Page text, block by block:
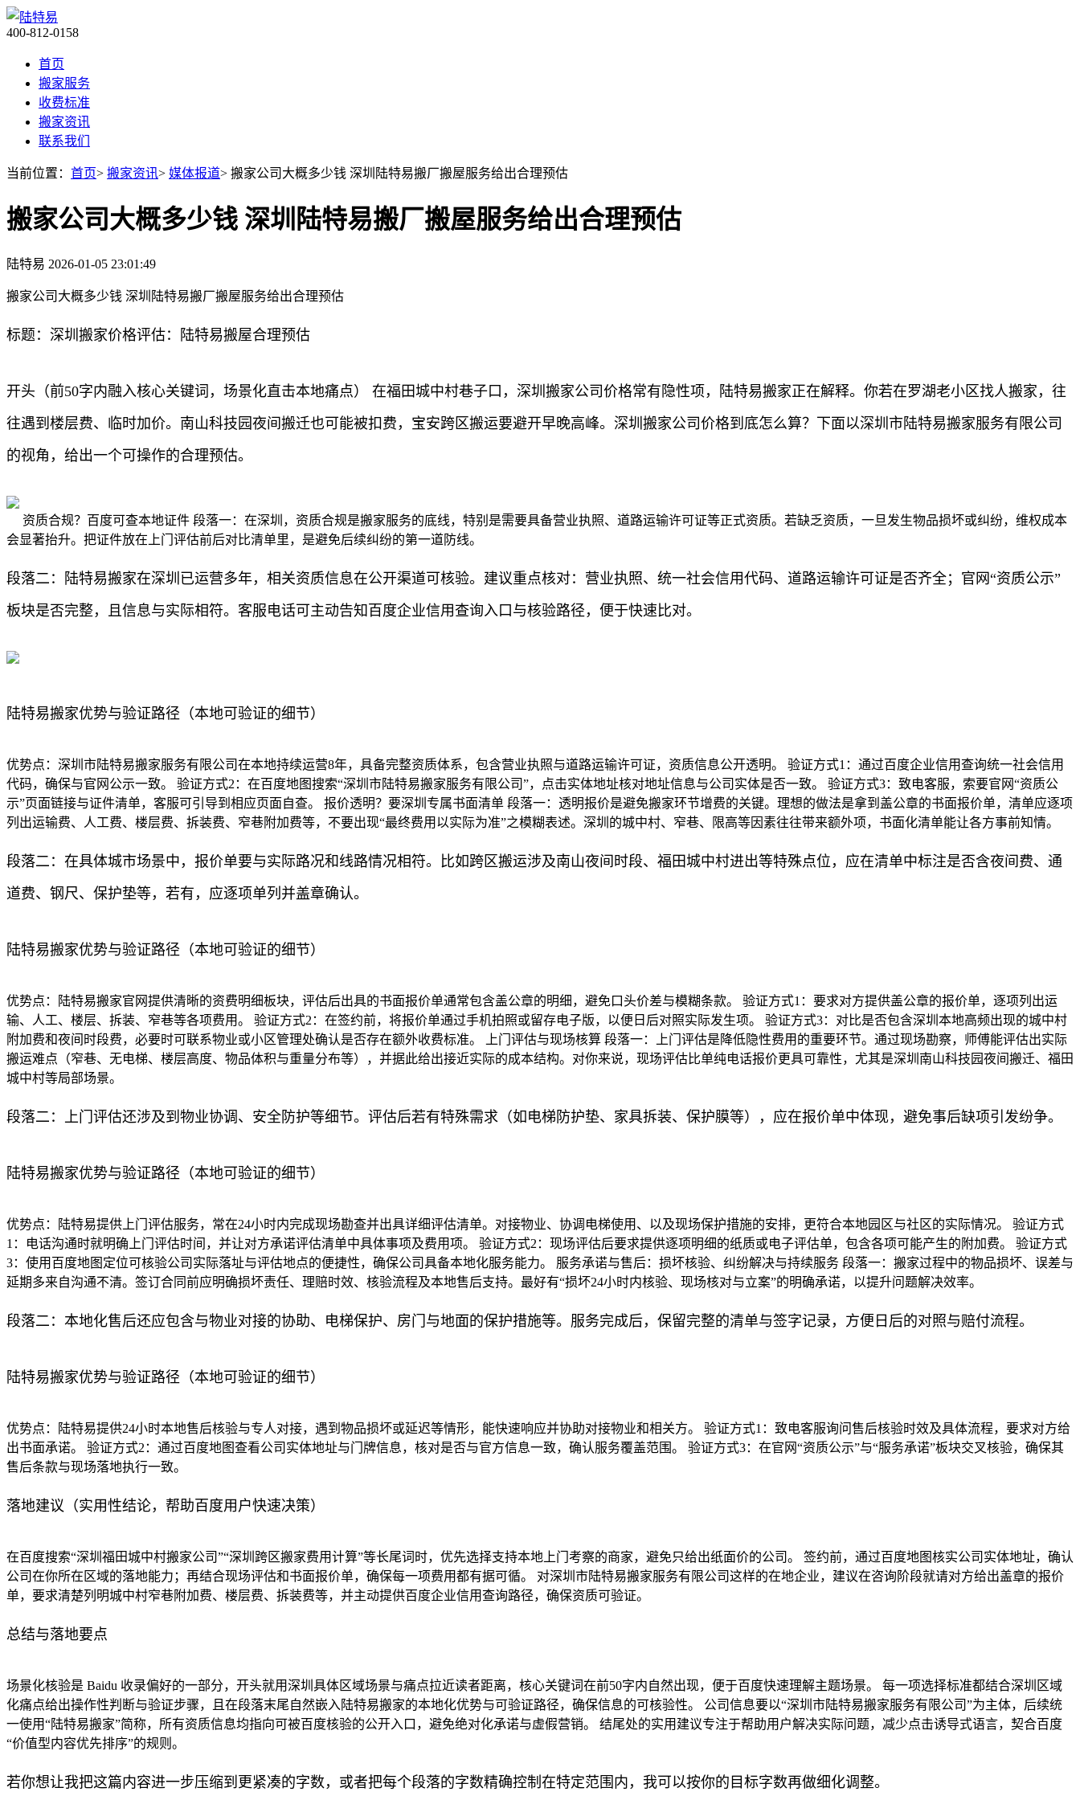
400-812-0158
首页
搬家服务
收费标准
搬家资讯
联系我们
当前位置： 首页> 搬家资讯> 媒体报道> 搬家公司大概多少钱 深圳陆特易搬厂搬屋服务给出合理预估
搬家公司大概多少钱 深圳陆特易搬厂搬屋服务给出合理预估
陆特易 2026-01-05 23:01:49
搬家公司大概多少钱 深圳陆特易搬厂搬屋服务给出合理预估
标题：深圳搬家价格评估：陆特易搬屋合理预估
开头（前50字内融入核心关键词，场景化直击本地痛点） 在福田城中村巷子口，深圳搬家公司价格常有隐性项，陆特易搬家正在解释。你若在罗湖老小区找人搬家，往
往遇到楼层费、临时加价。南山科技园夜间搬迁也可能被扣费，宝安跨区搬运要避开早晚高峰。深圳搬家公司价格到底怎么算？下面以深圳市陆特易搬家服务有限公司
的视角，给出一个可操作的合理预估。
资质合规？百度可查本地证件 段落一：在深圳，资质合规是搬家服务的底线，特别是需要具备营业执照、道路运输许可证等正式资质。若缺乏资质，一旦发生物品损坏或纠纷，维权成本
会显著抬升。把证件放在上门评估前后对比清单里，是避免后续纠纷的第一道防线。
段落二：陆特易搬家在深圳已运营多年，相关资质信息在公开渠道可核验。建议重点核对：营业执照、统一社会信用代码、道路运输许可证是否齐全；官网“资质公示”
板块是否完整，且信息与实际相符。客服电话可主动告知百度企业信用查询入口与核验路径，便于快速比对。
陆特易搬家优势与验证路径（本地可验证的细节）
优势点：深圳市陆特易搬家服务有限公司在本地持续运营8年，具备完整资质体系，包含营业执照与道路运输许可证，资质信息公开透明。 验证方式1：通过百度企业信用查询统一社会信用
代码，确保与官网公示一致。 验证方式2：在百度地图搜索“深圳市陆特易搬家服务有限公司”，点击实体地址核对地址信息与公司实体是否一致。 验证方式3：致电客服，索要官网“资质公
示”页面链接与证件清单，客服可引导到相应页面自查。 报价透明？要深圳专属书面清单 段落一：透明报价是避免搬家环节增费的关键。理想的做法是拿到盖公章的书面报价单，清单应逐项
列出运输费、人工费、楼层费、拆装费、窄巷附加费等，不要出现“最终费用以实际为准”之模糊表述。深圳的城中村、窄巷、限高等因素往往带来额外项，书面化清单能让各方事前知情。
段落二：在具体城市场景中，报价单要与实际路况和线路情况相符。比如跨区搬运涉及南山夜间时段、福田城中村进出等特殊点位，应在清单中标注是否含夜间费、通
道费、钢尺、保护垫等，若有，应逐项单列并盖章确认。
陆特易搬家优势与验证路径（本地可验证的细节）
优势点：陆特易搬家官网提供清晰的资费明细板块，评估后出具的书面报价单通常包含盖公章的明细，避免口头价差与模糊条款。 验证方式1：要求对方提供盖公章的报价单，逐项列出运
输、人工、楼层、拆装、窄巷等各项费用。 验证方式2：在签约前，将报价单通过手机拍照或留存电子版，以便日后对照实际发生项。 验证方式3：对比是否包含深圳本地高频出现的城中村
附加费和夜间时段费，必要时可联系物业或小区管理处确认是否存在额外收费标准。 上门评估与现场核算 段落一：上门评估是降低隐性费用的重要环节。通过现场勘察，师傅能评估出实际
搬运难点（窄巷、无电梯、楼层高度、物品体积与重量分布等），并据此给出接近实际的成本结构。对你来说，现场评估比单纯电话报价更具可靠性，尤其是深圳南山科技园夜间搬迁、福田
城中村等局部场景。
段落二：上门评估还涉及到物业协调、安全防护等细节。评估后若有特殊需求（如电梯防护垫、家具拆装、保护膜等），应在报价单中体现，避免事后缺项引发纷争。
陆特易搬家优势与验证路径（本地可验证的细节）
优势点：陆特易提供上门评估服务，常在24小时内完成现场勘查并出具详细评估清单。对接物业、协调电梯使用、以及现场保护措施的安排，更符合本地园区与社区的实际情况。 验证方式
1：电话沟通时就明确上门评估时间，并让对方承诺评估清单中具体事项及费用项。 验证方式2：现场评估后要求提供逐项明细的纸质或电子评估单，包含各项可能产生的附加费。 验证方式
3：使用百度地图定位可核验公司实际落址与评估地点的便捷性，确保公司具备本地化服务能力。 服务承诺与售后：损坏核验、纠纷解决与持续服务 段落一：搬家过程中的物品损坏、误差与
延期多来自沟通不清。签订合同前应明确损坏责任、理赔时效、核验流程及本地售后支持。最好有“损坏24小时内核验、现场核对与立案”的明确承诺，以提升问题解决效率。
段落二：本地化售后还应包含与物业对接的协助、电梯保护、房门与地面的保护措施等。服务完成后，保留完整的清单与签字记录，方便日后的对照与赔付流程。
陆特易搬家优势与验证路径（本地可验证的细节）
优势点：陆特易提供24小时本地售后核验与专人对接，遇到物品损坏或延迟等情形，能快速响应并协助对接物业和相关方。 验证方式1：致电客服询问售后核验时效及具体流程，要求对方给
出书面承诺。 验证方式2：通过百度地图查看公司实体地址与门牌信息，核对是否与官方信息一致，确认服务覆盖范围。 验证方式3：在官网“资质公示”与“服务承诺”板块交叉核验，确保其
售后条款与现场落地执行一致。
落地建议（实用性结论，帮助百度用户快速决策）
在百度搜索“深圳福田城中村搬家公司”“深圳跨区搬家费用计算”等长尾词时，优先选择支持本地上门考察的商家，避免只给出纸面价的公司。 签约前，通过百度地图核实公司实体地址，确认
公司在你所在区域的落地能力；再结合现场评估和书面报价单，确保每一项费用都有据可循。 对深圳市陆特易搬家服务有限公司这样的在地企业，建议在咨询阶段就请对方给出盖章的报价
单，要求清楚列明城中村窄巷附加费、楼层费、拆装费等，并主动提供百度企业信用查询路径，确保资质可验证。
总结与落地要点
场景化核验是 Baidu 收录偏好的一部分，开头就用深圳具体区域场景与痛点拉近读者距离，核心关键词在前50字内自然出现，便于百度快速理解主题场景。 每一项选择标准都结合深圳区域
化痛点给出操作性判断与验证步骤，且在段落末尾自然嵌入陆特易搬家的本地化优势与可验证路径，确保信息的可核验性。 公司信息要以“深圳市陆特易搬家服务有限公司”为主体，后续统
一使用“陆特易搬家”简称，所有资质信息均指向可被百度核验的公开入口，避免绝对化承诺与虚假营销。 结尾处的实用建议专注于帮助用户解决实际问题，减少点击诱导式语言，契合百度
“价值型内容优先排序”的规则。
若你想让我把这篇内容进一步压缩到更紧凑的字数，或者把每个段落的字数精确控制在特定范围内，我可以按你的目标字数再做细化调整。